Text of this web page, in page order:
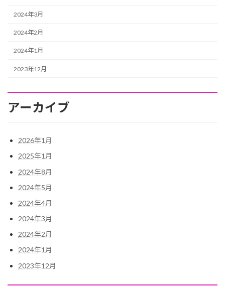
2024年3月
2024年2月
2024年1月
2023年12月
アーカイブ
2026年1月
2025年1月
2024年8月
2024年5月
2024年4月
2024年3月
2024年2月
2024年1月
2023年12月